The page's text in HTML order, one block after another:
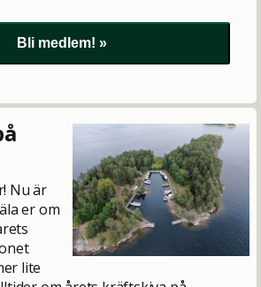
Nu är
er om
lite